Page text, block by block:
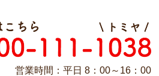
営業時間：平日 8：00～16：00